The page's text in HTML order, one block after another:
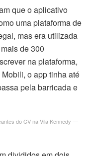
que o aplicativo
uma plataforma de
mas era utilizada
de 300
na plataforma,
o app tinha até
pela barricada e
do CV na Vila Kennedy —